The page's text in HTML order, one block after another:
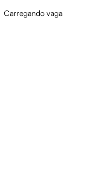
Carregando vaga